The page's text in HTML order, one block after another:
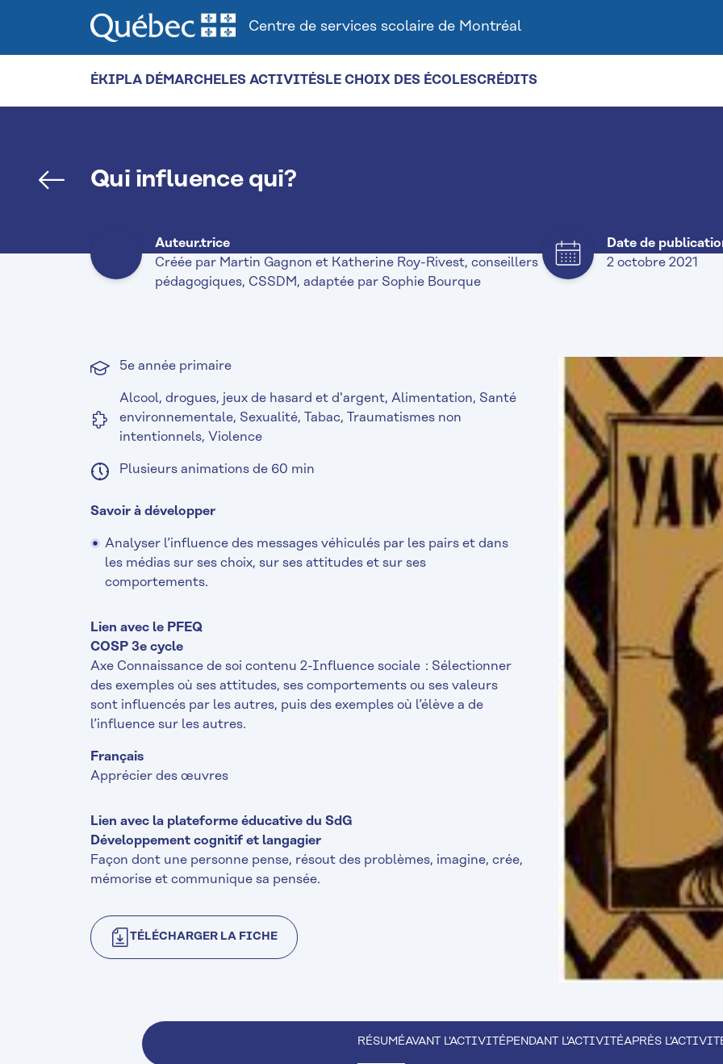
Centre de services scolaire de Montréal
ÉKIPLA DÉMARCHELES ACTIVITÉSLE CHOIX DES ÉCOLESCRÉDITS
Qui influence qui?
Gauche
Auteur.trice
Créée par Martin Gagnon et Katherine Roy-Rivest, conseillers
pédagogiques, CSSDM, adaptée par Sophie Bourque
Date de
2 octobre 2021
5e année primaire
Alcool, drogues, jeux de hasard et d'argent, Alimentation, Santé
environnementale, Sexualité, Tabac, Traumatismes non
intentionnels, Violence
Plusieurs animations de 60 min
Savoir à développer
Analyser l’influence des messages véhiculés par les pairs et dans
les médias sur ses choix, sur ses attitudes et sur ses
comportements.
Lien avec le PFEQ
COSP 3e cycle
Axe Connaissance de soi contenu 2-Influence sociale : Sélectionner
des exemples où ses attitudes, ses comportements ou ses valeurs
sont influencés par les autres, puis des exemples où l’élève a de
l’influence sur les autres.
Français
Apprécier des œuvres
Lien avec la plateforme éducative du SdG
Développement cognitif et langagier
Façon dont une personne pense, résout des problèmes, imagine, crée,
mémorise et communique sa pensée.
TÉLÉCHARGER LA FICHE
RÉSUMÉAVANT L'ACTIVITÉPENDANT L'ACTIVITÉAPRÈS